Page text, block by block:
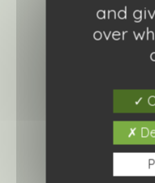
Chou
and
over